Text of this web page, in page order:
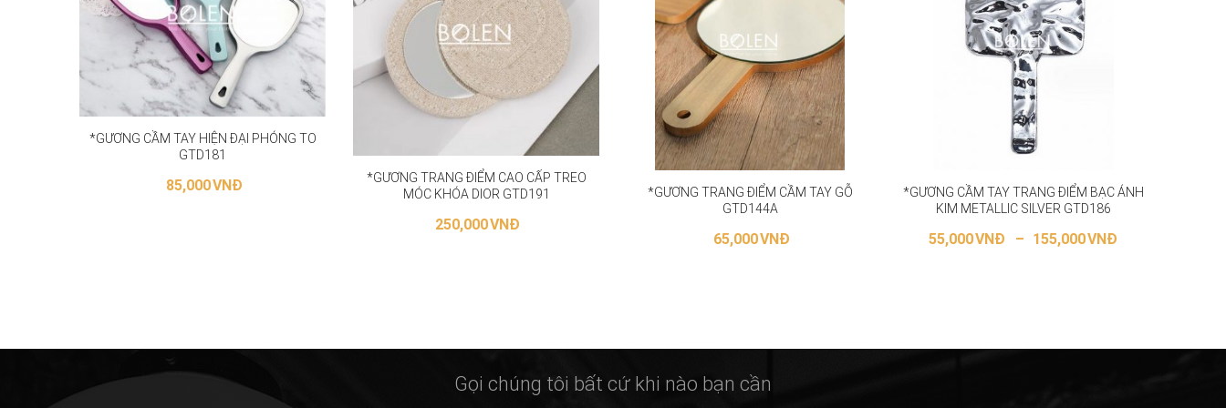
*GƯƠNG CẦM TAY HIỆN ĐẠI PHÓNG TO
GTD181
85,000VNĐ
*GƯƠNG TRANG ĐIỂM CAO CẤP TREO
MÓC KHÓA DIOR GTD191
250,000VNĐ
*GƯƠNG TRANG ĐIỂM CẦM TAY GỖ
GTD144A
65,000VNĐ
*GƯƠNG CẦM TAY TRANG ĐIỂM BẠC ÁNH
KIM METALLIC SILVER GTD186
55,000VNĐ – 155,000VNĐ
Gọi chúng tôi bất cứ khi nào bạn cần